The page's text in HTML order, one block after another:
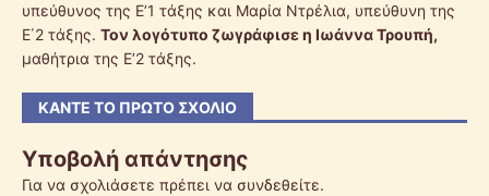
υπεύθυνος της Ε’1 τάξης και Μαρία Ντρέλια, υπεύθυνη της
Ε΄2 τάξης. Τον λογότυπο ζωγράφισε η Ιωάννα Τρουπή,
μαθήτρια της Ε’2 τάξης.
ΚΆΝΤΕ ΤΟ ΠΡΏΤΟ ΣΧΌΛΙΟ
Υποβολή απάντησης
Για να σχολιάσετε πρέπει να συνδεθείτε.